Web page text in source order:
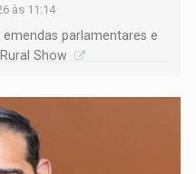
às 11:14
parlamentares e
Show